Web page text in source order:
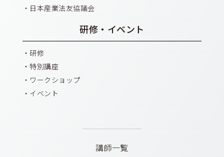
日本産業法友協議会
研修・イベント
研修
特別講座
ワークショップ
イベント
講師一覧